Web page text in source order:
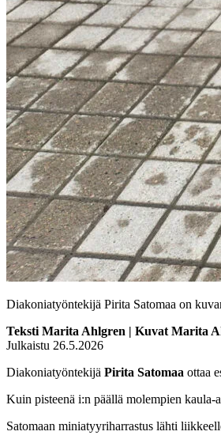
Diakoniatyöntekijä Pirita Satomaa on
Teksti Marita Ahlgren | Kuvat Marita
Julkaistu 26.5.2026
Diakoniatyöntekijä Pirita Satomaa ottaa
Kuin pisteenä i:n päällä molempien
Satomaan miniatyyriharrastus lähti